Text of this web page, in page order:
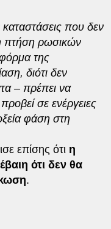
που δεν
πτήση ρωσικών
της
διότι δεν
– πρέπει να
σε ενέργειες
φάση στη
επίσης ότι η
ότι δεν θα
.